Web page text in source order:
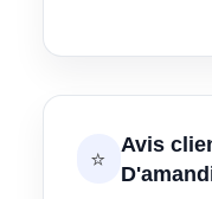
⭐
Avis